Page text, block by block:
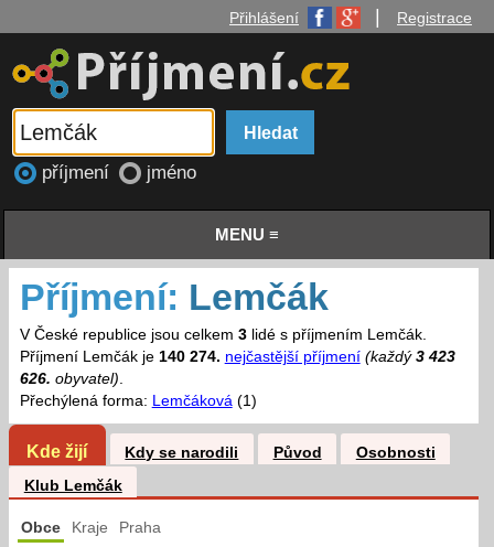
Přihlášení Registrace
příjmení jméno
MENU ≡
Příjmení: Lemčák
V České republice jsou celkem 3lidé s příjmením Lemčák.
Příjmení Lemčák je 140 274. nejčastější příjmení (každý 3 423
626. obyvatel).
Přechýlená forma: Lemčáková(1)
Kde žijí Kdy se narodili Původ
Osobnosti
Klub Lemčák
Obce Kraje Praha